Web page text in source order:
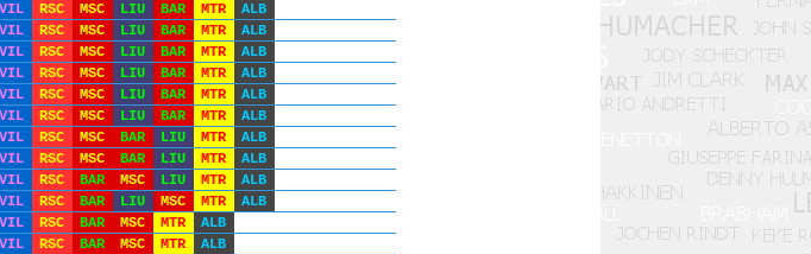
VIL RSC MSC LIU BAR MTR
ALB
VIL RSC MSC LIU BAR MTR
ALB
VIL RSC MSC LIU BAR MTR
ALB
VIL RSC MSC LIU BAR MTR
ALB
VIL RSC MSC LIU BAR MTR
ALB
VIL RSC MSC LIU BAR MTR
ALB
VIL RSC MSC BAR LIU MTR
ALB
VIL RSC MSC BAR LIU MTR
ALB
VIL RSC BAR MSC LIU MTR
ALB
VIL RSC BAR LIU MSC MTR
ALB
VIL RSC BAR MSC MTR
ALB
VIL RSC BAR MSC MTR
ALB